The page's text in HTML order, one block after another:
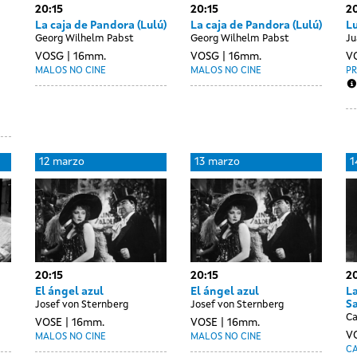
20:15
La caja de Pandora (Lulú)
Georg Wilhelm Pabst
VOSG 16mm.
MALOS NO CINE
20:15
La caja de Pandora (Lulú)
Georg Wilhelm Pabst
VOSG 16mm.
MALOS NO CINE
12 marzo
20:15
El ángel azul
Josef von Sternberg
VOSE 16mm.
MALOS NO CINE
13 marzo
20:15
El ángel azul
Josef von Sternberg
VOSE 16mm.
MALOS NO CINE